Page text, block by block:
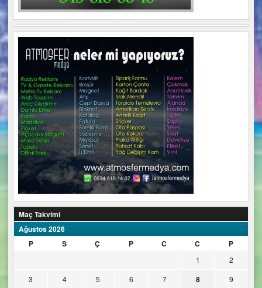
Maç Takvimi
Ağustos 2026
P
S Ç P C C P
1
2
3
4 5 6 7 8
9